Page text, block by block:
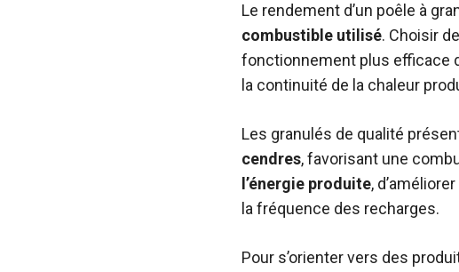
Le rendement d’un poêle à
combustible utilisé. Choisir
fonctionnement plus efficace
la continuité de la chaleur
Les granulés de qualité
cendres, favorisant une
l’énergie produite,
la fréquence des recharges.
Pour s’orienter vers des